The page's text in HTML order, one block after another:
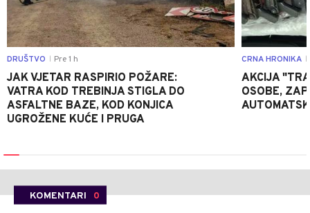
DRUŠTVO Pre 1 h
JAK VJETAR RASPIRIO POŽARE:
VATRA KOD TREBINJA STIGLA DO
ASFALTNE BAZE, KOD KONJICA
UGROŽENE KUĆE I PRUGA
CRNA HRONIKA
AKCIJA
OSOBE,
KOMENTARI 0